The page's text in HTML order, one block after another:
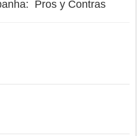
Pros y Contras